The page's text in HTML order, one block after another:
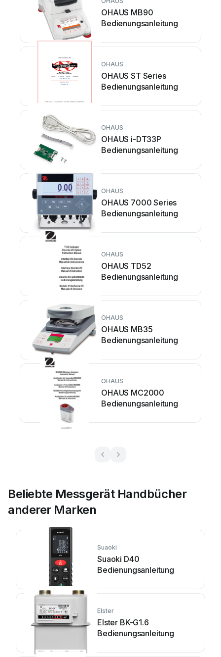
OHAUS MB90
Bedienungsanleitung
OHAUS
OHAUS ST Series
Bedienungsanleitung
OHAUS
OHAUS i-DT33P
Bedienungsanleitung
OHAUS
OHAUS 7000 Series
Bedienungsanleitung
OHAUS
OHAUS TD52
Bedienungsanleitung
OHAUS
OHAUS MB35
Bedienungsanleitung
OHAUS
OHAUS MC2000
Bedienungsanleitung
Beliebte Messgerät Handbücher
anderer Marken
Suaoki
Suaoki D40
Bedienungsanleitung
Elster
Elster BK-G1.6
Bedienungsanleitung